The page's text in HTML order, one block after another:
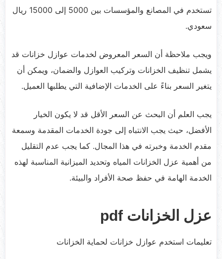
تستخدم في المصانع والمؤسسات بين 5000 إلى 15000 ريال
سعودي.
ويجب ملاحظة أن السعر المعروض لخدمات عوازل خزانات قد
يشمل تنظيف الخزانات وتركيب العوازل والضمان، ويمكن أن
يتغير السعر بناءً على الخدمات الإضافية التي يطلبها العميل.
يجب العلم أن البحث عن السعر الأقل قد لا يكون الخيار
الأفضل، حيث يجب الانتباه إلى جودة الخدمات المقدمة وسمعة
مقدم الخدمة وخبرته في هذا المجال. كما يجب عدم التقليل
من أهمية عزل الخزانات المياه وتحديد الميزانية المناسبة لهذه
الخدمة الهامة في حفظ صحة الأفراد والبيئة.
عزل الخزانات pdf
تعليمات استخدم عوازل خزانات لحماية الخزانات